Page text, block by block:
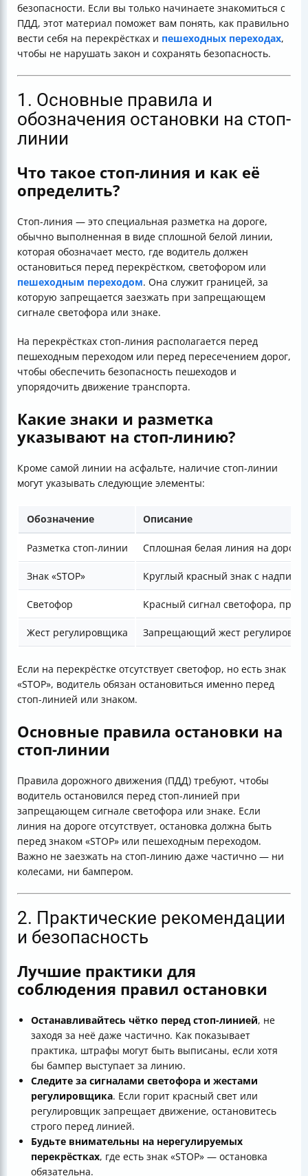
безопасности. Если вы только начинаете знакомиться с
ПДД, этот материал поможет вам понять, как правильно
вести себя на перекрёстках и пешеходных переходах,
чтобы не нарушать закон и сохранять безопасность.
1. Основные правила и
обозначения остановки на стоп-
линии
Что такое стоп-линия и как её
определить?
Стоп-линия — это специальная разметка на дороге,
обычно выполненная в виде сплошной белой линии,
которая обозначает место, где водитель должен
остановиться перед перекрёстком, светофором или
пешеходным переходом. Она служит границей, за
которую запрещается заезжать при запрещающем
сигнале светофора или знаке.
На перекрёстках стоп-линия располагается перед
пешеходным переходом или перед пересечением дорог,
чтобы обеспечить безопасность пешеходов и
упорядочить движение транспорта.
Какие знаки и разметка
указывают на стоп-линию?
Кроме самой линии на асфальте, наличие стоп-линии
могут указывать следующие элементы:
Обозначение Описание
Разметка стоп-линии Сплошная белая линия на
Знак «STOP» Круглый красный знак с
Светофор Красный сигнал светофора, при
Жест регулировщика Запрещающий жест
Если на перекрёстке отсутствует светофор, но есть знак
«STOP», водитель обязан остановиться именно перед
стоп-линией или знаком.
Основные правила остановки на
стоп-линии
Правила дорожного движения (ПДД) требуют, чтобы
водитель остановился перед стоп-линией при
запрещающем сигнале светофора или знаке. Если
линия на дороге отсутствует, остановка должна быть
перед знаком «STOP» или пешеходным переходом.
Важно не заезжать на стоп-линию даже частично — ни
колесами, ни бампером.
2. Практические рекомендации
и безопасность
Лучшие практики для
соблюдения правил остановки
Останавливайтесь чётко перед стоп-линией, не
заходя за неё даже частично. Как показывает
практика, штрафы могут быть выписаны, если хотя
бы бампер выступает за линию.
Следите за сигналами светофора и жестами
регулировщика. Если горит красный свет или
регулировщик запрещает движение, остановитесь
строго перед линией.
Будьте внимательны на нерегулируемых
перекрёстках, где есть знак «STOP» — остановка
обязательна.